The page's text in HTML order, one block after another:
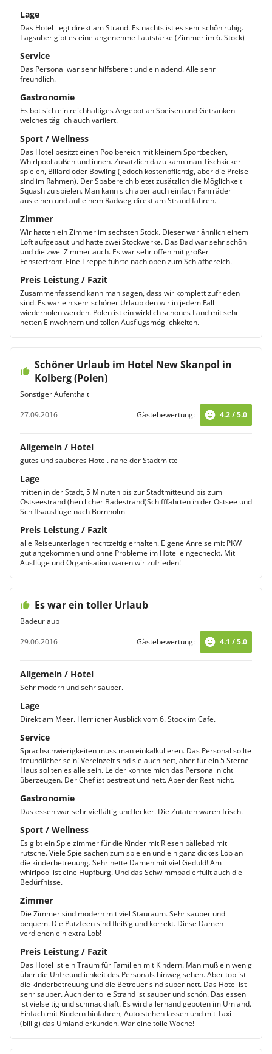
Lage
Das Hotel liegt direkt am Strand. Es nachts ist es sehr schön ruhig.
Tagsüber gibt es eine angenehme Lautstärke (Zimmer im 6. Stock)
Service
Das Personal war sehr hilfsbereit und einladend. Alle sehr
freundlich.
Gastronomie
Es bot sich ein reichhaltiges Angebot an Speisen und Getränken
welches täglich auch variiert.
Sport / Wellness
Das Hotel besitzt einen Poolbereich mit kleinem Sportbecken,
Whirlpool außen und innen. Zusätzlich dazu kann man Tischkicker
spielen, Billard oder Bowling (jedoch kostenpflichtig, aber die Preise
sind im Rahmen). Der Spabereich bietet zusätzlich die Möglichkeit
Squash zu spielen. Man kann sich aber auch einfach Fahrräder
ausleihen und auf einem Radweg direkt am Strand fahren.
Zimmer
Wir hatten ein Zimmer im sechsten Stock. Dieser war ähnlich einem
Loft aufgebaut und hatte zwei Stockwerke. Das Bad war sehr schön
und die zwei Zimmer auch. Es war sehr offen mit großer
Fensterfront. Eine Treppe führte nach oben zum Schlafbereich.
Preis Leistung / Fazit
Zusammenfassend kann man sagen, dass wir komplett zufrieden
sind. Es war ein sehr schöner Urlaub den wir in jedem Fall
wiederholen werden. Polen ist ein wirklich schönes Land mit sehr
netten Einwohnern und tollen Ausflugsmöglichkeiten.
Schöner Urlaub im Hotel New Skanpol in
Kolberg (Polen)
Sonstiger Aufenthalt
27.09.2016
Gästebewertung: 4.2 / 5.0
Allgemein / Hotel
gutes und sauberes Hotel. nahe der Stadtmitte
Lage
mitten in der Stadt, 5 Minuten bis zur Stadtmitteund bis zum
Ostseestrand (herrlicher Badestrand)Schifffahrten in der Ostsee und
Schiffsausflüge nach Bornholm
Preis Leistung / Fazit
alle Reiseunterlagen rechtzeitig erhalten. Eigene Anreise mit PKW
gut angekommen und ohne Probleme im Hotel eingecheckt. Mit
Ausflüge und Organisation waren wir zufrieden!
Es war ein toller Urlaub
Badeurlaub
29.06.2016
Gästebewertung: 4.1 / 5.0
Allgemein / Hotel
Sehr modern und sehr sauber.
Lage
Direkt am Meer. Herrlicher Ausblick vom 6. Stock im Cafe.
Service
Sprachschwierigkeiten muss man einkalkulieren. Das Personal sollte
freundlicher sein! Vereinzelt sind sie auch nett, aber für ein 5 Sterne
Haus sollten es alle sein. Leider konnte mich das Personal nicht
überzeugen. Der Chef ist bestrebt und nett. Aber der Rest nicht.
Gastronomie
Das essen war sehr vielfältig und lecker. Die Zutaten waren frisch.
Sport / Wellness
Es gibt ein Spielzimmer für die Kinder mit Riesen bällebad mit
rutsche. Viele Spielsachen zum spielen und ein ganz dickes Lob an
die kinderbetreuung. Sehr nette Damen mit viel Geduld! Am
whirlpool ist eine Hüpfburg. Und das Schwimmbad erfüllt auch die
Bedürfnisse.
Zimmer
Die Zimmer sind modern mit viel Stauraum. Sehr sauber und
bequem. Die Putzfeen sind fleißig und korrekt. Diese Damen
verdienen ein extra Lob!
Preis Leistung / Fazit
Das Hotel ist ein Traum für Familien mit Kindern. Man muß ein wenig
über die Unfreundlichkeit des Personals hinweg sehen. Aber top ist
die kinderbetreuung und die Betreuer sind super nett. Das Hotel ist
sehr sauber. Auch der tolle Strand ist sauber und schön. Das essen
ist vielseitig und schmackhaft. Es wird allerhand geboten im Umland.
Einfach mit Kindern hinfahren, Auto stehen lassen und mit Taxi
(billig) das Umland erkunden. War eine tolle Woche!